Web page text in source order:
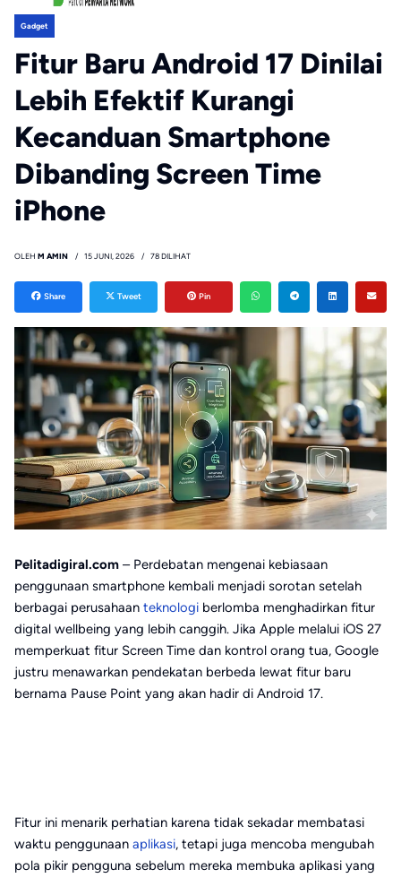
Gadget
Fitur Baru Android 17 Dinilai
Lebih Efektif Kurangi
Kecanduan Smartphone
Dibanding Screen Time
iPhone
OLEH M AMIN 15 JUNI, 2026 78 DILIHAT
Share Tweet Pin
Pelitadigiral.com – Perdebatan mengenai kebiasaan
penggunaan smartphone kembali menjadi sorotan setelah
berbagai perusahaan teknologi berlomba menghadirkan fitur
digital wellbeing yang lebih canggih. Jika Apple melalui iOS 27
memperkuat fitur Screen Time dan kontrol orang tua, Google
justru menawarkan pendekatan berbeda lewat fitur baru
bernama Pause Point yang akan hadir di Android 17.
Fitur ini menarik perhatian karena tidak sekadar membatasi
waktu penggunaan aplikasi, tetapi juga mencoba mengubah
pola pikir pengguna sebelum mereka membuka aplikasi yang